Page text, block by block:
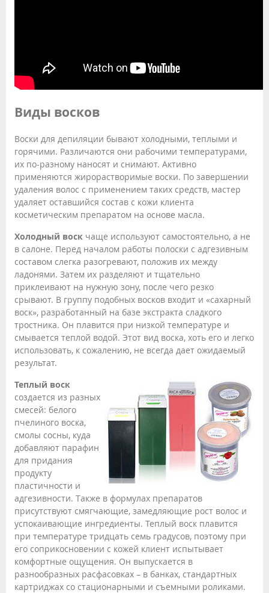
Виды восков
Воски для депиляции бывают холодными, теплыми и
горячими. Различаются они рабочими температурами,
их по-разному наносят и снимают. Активно
применяются жирорастворимые воски. По завершении
удаления волос с применением таких средств, мастер
удаляет оставшийся состав с кожи клиента
косметическим препаратом на основе масла.
Холодный воск чаще используют самостоятельно, а не
в салоне. Перед началом работы полоски с адгезивным
составом слегка разогревают, положив их между
ладонями. Затем их разделяют и тщательно
приклеивают на нужную зону, после чего резко
срывают. В группу подобных восков входит и «сахарный
воск», разработанный на базе экстракта сладкого
тростника. Он плавится при низкой температуре и
смывается теплой водой. Этот вид воска, хоть его и легко
использовать, к сожалению, не всегда дает ожидаемый
результат.
Теплый воск
создается из разных
смесей: белого
пчелиного воска,
смолы сосны, куда
добавляют парафин
для придания
продукту
пластичности и
адгезивности. Также в формулах препаратов
присутствуют смягчающие, замедляющие рост волос и
успокаивающие ингредиенты. Теплый воск плавится
при температуре тридцать семь градусов, поэтому при
его соприкосновении с кожей клиент испытывает
комфортные ощущения. Он выпускается в
разнообразных расфасовках – в банках, стандартных
картриджах со стационарными и съемными роликами.